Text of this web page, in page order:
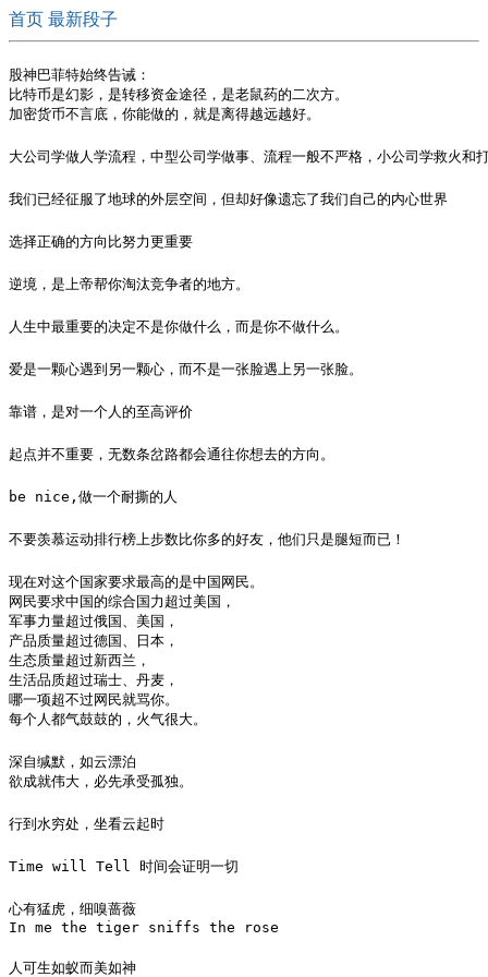
首页 最新段子
股神巴菲特始终告诫：
比特币是幻影，是转移资金途径，是老鼠药的二次方。
加密货币不言底，你能做的，就是离得越远越好。
大公司学做人学流程，中型公司学做事、流程一般不严格，小公司学救火和
我们已经征服了地球的外层空间，但却好像遗忘了我们自己的内心世界
选择正确的方向比努力更重要
逆境，是上帝帮你淘汰竞争者的地方。
人生中最重要的决定不是你做什么，而是你不做什么。 ​​​​
爱是一颗心遇到另一颗心，而不是一张脸遇上另一张脸。 ​​​​
靠谱，是对一个人的至高评价
起点并不重要，无数条岔路都会通往你想去的方向。 ​​​​
be nice,做一个耐撕的人
不要羡慕运动排行榜上步数比你多的好友，他们只是腿短而已！
现在对这个国家要求最高的是中国网民。
网民要求中国的综合国力超过美国，
军事力量超过俄国、美国，
产品质量超过德国、日本，
生态质量超过新西兰，
生活品质超过瑞士、丹麦，
哪一项超不过网民就骂你。
每个人都气鼓鼓的，火气很大。 ​
深自缄默，如云漂泊
欲成就伟大，必先承受孤独。
行到水穷处，坐看云起时
Time will Tell 时间会证明一切
心有猛虎，细嗅蔷薇
In me the tiger sniffs the rose
人可生如蚁而美如神